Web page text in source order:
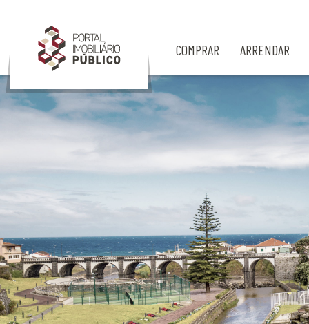
COMPRAR ARRENDAR